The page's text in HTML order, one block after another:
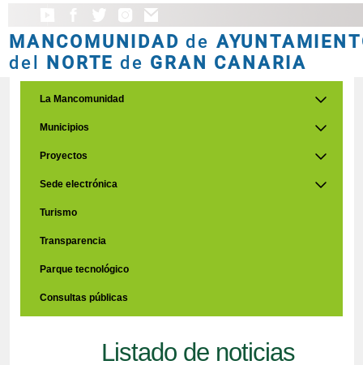
MANCOMUNIDAD de
del NORTE de GRAN CANARIA
La Mancomunidad
Municipios
Proyectos
Sede electrónica
Turismo
Transparencia
Parque tecnológico
Consultas públicas
Listado de noticias